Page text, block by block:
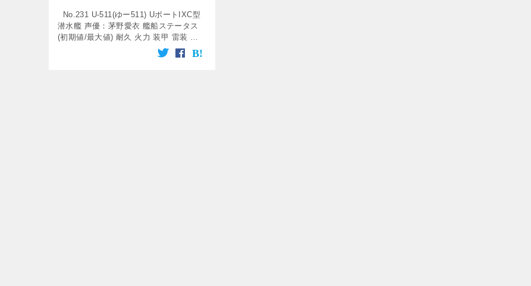
No.231 U-511(ゆー511) UボートIXC型
潜水艦 声優：茅野愛衣 艦船ステータス
(初期値/最大値) 耐久 火力 装甲 雷装 回
避 対空 搭載 8 2 / 8 4 / 16 22 / 58 1 […]